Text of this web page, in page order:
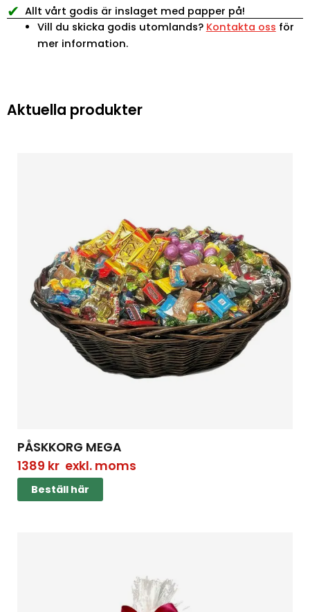
✔ Allt vårt godis är inslaget med papper på!
Vill du skicka godis utomlands? Kontakta oss för
mer information.
Aktuella produkter
PÅSKKORG MEGA
1389 krexkl. moms
Beställ här